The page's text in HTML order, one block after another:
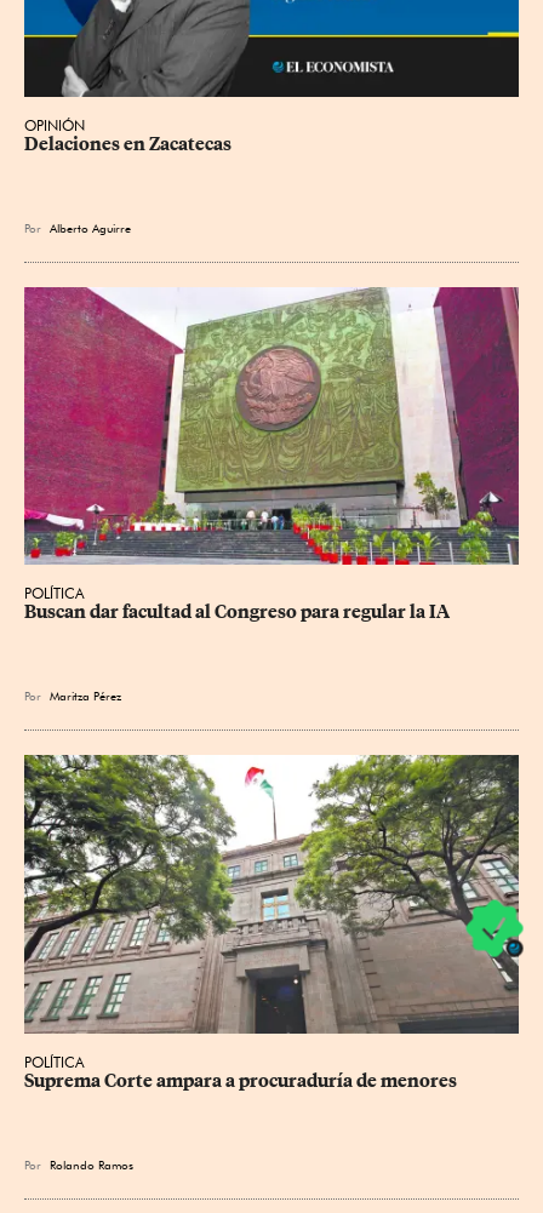
OPINIÓN
Delaciones en Zacatecas
Por Alberto Aguirre
POLÍTICA
Buscan dar facultad al Congreso para regular la IA
Por Maritza Pérez
POLÍTICA
Suprema Corte ampara a procuraduría de menores
Por Rolando Ramos